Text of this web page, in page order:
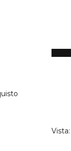
Vista: